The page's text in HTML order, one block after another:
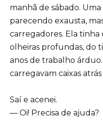
manhã de sábado.
parecendo exausta,
carregadores. Ela tinha
olheiras profundas, do
anos de trabalho
carregavam caixas atrás
Saí e acenei.
— Oi! Precisa de ajuda?